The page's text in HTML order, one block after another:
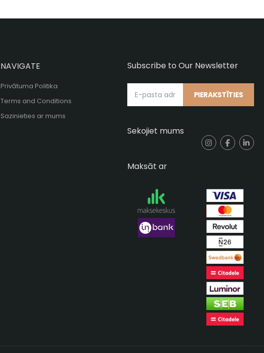
NAVIGATE
Privātuma Politika
Terms and Conditions
Sazinieties ar mums
Subscribe to Our Newsletter
PIERAKSTĪTIES
Sekojiet mums
Maksāt ar